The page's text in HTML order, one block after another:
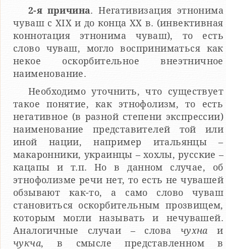
2-я причина. Негативизация этнонима
чуваш с XIX и до конца ХХ в. (инвективная
коннотация этнонима чуваш), то есть
слово чуваш, могло восприниматься как
некое оскорбительное внеэтничное
наименование.
Необходимо уточнить, что существует
такое понятие, как этнофолизм, то есть
негативное (в разной степени экспрессии)
наименование представителей той или
иной нации, например итальянцы –
макаронники, украинцы – хохлы, русские –
кацапы и т.п. Но в данном случае, об
этнофолизме речи нет, то есть не чувашей
обзывают как-то, а само слово чуваш
становиться оскорбительным прозвищем,
которым могли называть и нечувашей.
Аналогичные случаи – слова чухнаи
чукча, в смысле представленном в